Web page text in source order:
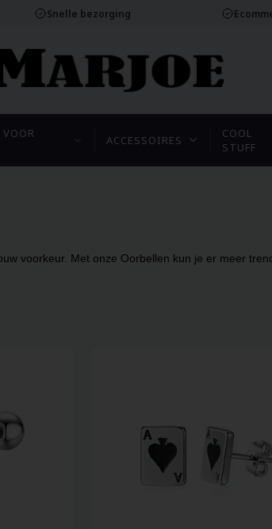
Snelle bezorging
ACCESSOIRES
COOL
STUFF
voorkeur. Met onze Oorbellen kun je er meer